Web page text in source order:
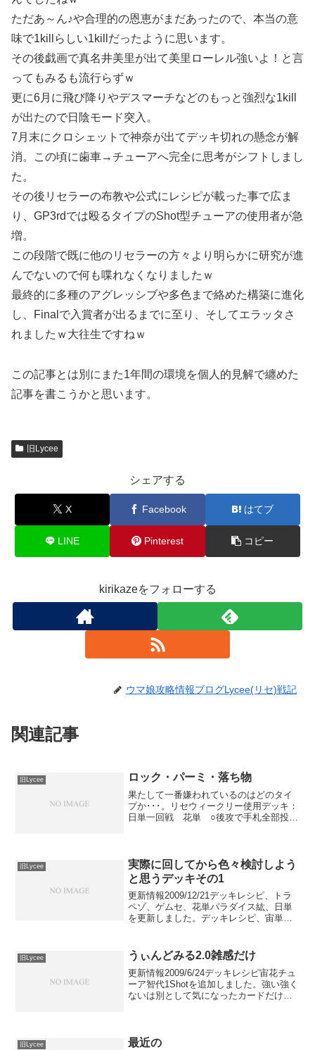
ただあ～ん♪や合理的の恩恵がまだあったので、本当の意
味で1killらしい1killだったように思います。
その後戯画で真名井美里が出て美里ローレル強いよ！と言
ってもみるも流行らずｗ
更に6月に飛び降りやデスマーチなどのもっと強烈な1kill
が出たので日陰モード突入。
7月末にクロシェットで神奈が出てデッキ切れの懸念が解
消。この頃に歯車→チューアへ完全に思考がシフトしまし
た。
その後リセラーの布教や公式にレシピが載った事で広ま
り、GP3rdでは殴るタイプのShot型チューアの使用者が急
増。
この段階で既に他のリセラーの方々より明らかに研究が進
んでないので何も喋れなくなりましたｗ
最終的に多種のアグレッシブや多色まで絡めた構築に進化
し、Finalで入賞者が出るまでに至り、そしてエラッタさ
れましたｗ大往生ですねｗ
この記事とは別にまた1年間の環境を個人的見解で纏めた
記事を書こうかと思います。
旧Lycee
シェアする
X Facebook はてブ
LINE Pinterest コピー
kirikazeをフォローする
ウマ娘攻略情報ブログLycee(リセ)戦記
関連記事
旧Lycee ロック・パーミ・落ち物
果たして一番嫌われているのはどのタイ
プか･･･。リセウィークリー使用デッキ：
日単一回戦 花単 ○後攻で手札全部投げ
着状態になった。...
旧Lycee
実際に回してから色々検討しよう
と思うデッキその1
更新情報2009/12/21デッキレシピ、トラ
ペゾ、ゲムセ、花単パラダイス紘、日単
を更新しました。デッキレシピ、宙単唯
まとまらない…。花雪は息長、雪単は千
尋の扱い...
旧Lycee うぃんどみる2.0雑感だけ
更新情報2009/6/24デッキレシピ宙花チュ
ーア智代1Shotを追加しました。強い強く
ないは別として気になったカードだけピ
旧Lycee 最近の